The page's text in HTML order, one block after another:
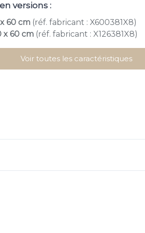
versions :
60 cm (réf. fabricant : X600381X8)
x 60 cm (réf. fabricant : X126381X8)
Voir toutes les caractéristiques